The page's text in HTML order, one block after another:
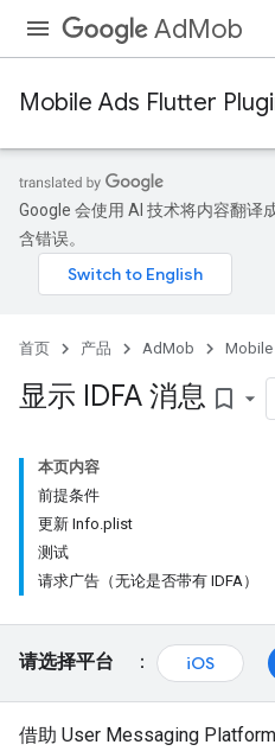
AdMob
Mobile Ads Flutter
Google 会使用 AI 技术将内容翻译
含错误。
首页 产品 AdMob Mobile
显示 IDFA 消息 bookmark_border
本页内容
前提条件
更新 Info.plist
测试
请求广告（无论是否带有 IDFA）
请选择平台 ： iOS
借助 User Messaging